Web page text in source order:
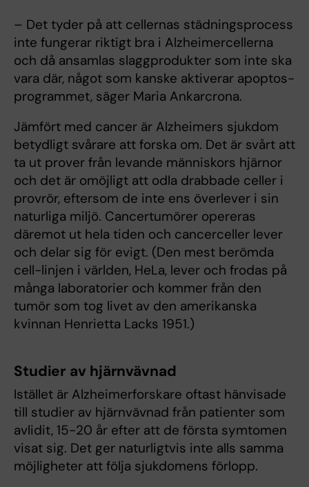
– Det tyder på att cellernas städningsprocess
inte fungerar riktigt bra i Alzheimercellerna
och då ansamlas slaggprodukter som inte ska
vara där, något som kanske aktiverar apoptos-
programmet, säger Maria Ankarcrona.
Jämfört med cancer är Alzheimers sjukdom
betydligt svårare att forska om. Det är svårt att
ta ut prover från levande människors hjärnor
och det är omöjligt att odla drabbade celler i
provrör, eftersom de inte ens överlever i sin
naturliga miljö. Cancertumörer opereras
däremot ut hela tiden och cancerceller lever
och delar sig för evigt. (Den mest berömda
cell-linjen i världen, HeLa, lever och frodas på
många laboratorier och kommer från den
tumör som tog livet av den amerikanska
kvinnan Henrietta Lacks 1951.)
Studier av hjärnvävnad
Istället är Alzheimerforskare oftast hänvisade
till studier av hjärnvävnad från patienter som
avlidit, 15-20 år efter att de första symtomen
visat sig. Det ger naturligtvis inte alls samma
möjligheter att följa sjukdomens förlopp.